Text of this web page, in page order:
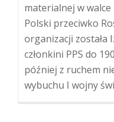
materialnej w
Polski przeciwko
organizacji została
członkini PPS do
później z ruchem
wybuchu I wojny